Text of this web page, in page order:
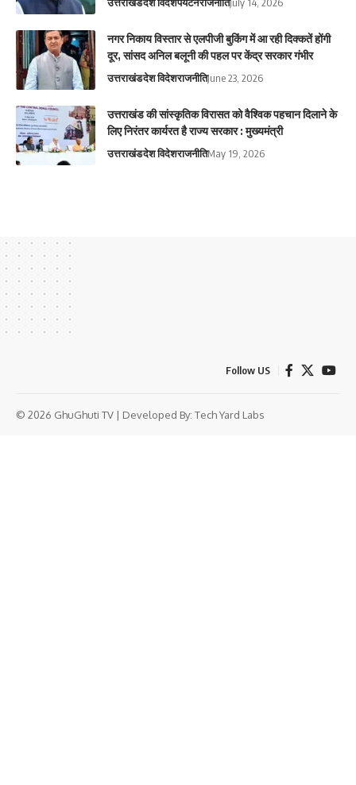
नगर निकाय विस्तार से एलपीजी बुकिंग में आ रही दिक्कतें होंगी
दूर, सांसद अनिल बलूनी की पहल पर केंद्र सरकार गंभीर
उत्तराखंडदेश विदेशराजनीतिJune 23, 2026
उत्तराखंड की सांस्कृतिक विरासत को वैश्विक पहचान दिलाने के
लिए निरंतर कार्यरत है राज्य सरकार : मुख्यमंत्री
उत्तराखंडदेश विदेशराजनीतिMay 19, 2026
Follow US
© 2026 GhuGhuti TV | Developed By: Tech Yard Labs